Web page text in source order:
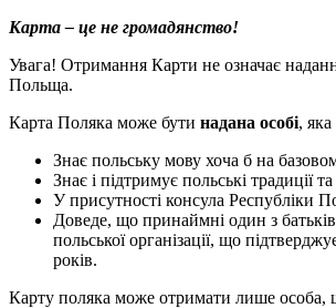
Карта – це не громадянство!
Увага! Отримання Карти не означає
Польща.
Карта Поляка може бути надана особі,
Знає польську мову хоча б на
Знає і підтримує польські традиції та
У присутності консула Республіки
Доведе, що принаймні один з
польської організації, що
років.
Карту поляка може отримати лише особа,